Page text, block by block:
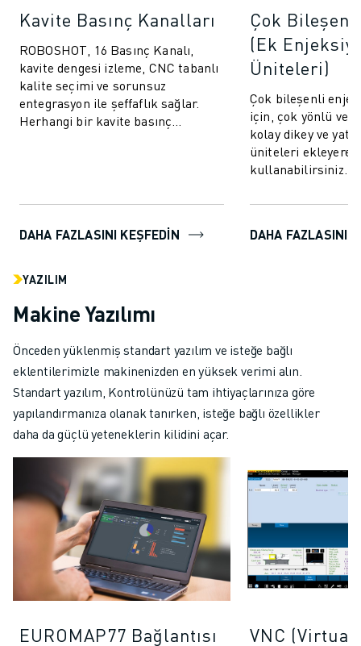
Kavite Basınç Kanalları
ROBOSHOT, 16 Basınç Kanalı,
kavite dengesi izleme, CNC tabanlı
kalite seçimi ve sorunsuz
entegrasyon ile şeffaflık sağlar.
Herhangi bir kavite basınç
DAHA FAZLASINI KEŞFEDIN
Çok
(Ek
Üniteleri)
Çok bileşenli
için, çok yönlü ve
kolay dikey ve
üniteleri ekleyerek
kullanabilirsiniz.
bileşen...
DAHA FAZLASINI
YAZILIM
Makine Yazılımı
Önceden yüklenmiş standart yazılım ve isteğe bağlı
eklentilerimizle makinenizden en yüksek verimi alın.
Standart yazılım, Kontrolünüzü tam ihtiyaçlarınıza göre
yapılandırmanıza olanak tanırken, isteğe bağlı özellikler
daha da güçlü yeteneklerin kilidini açar.
EUROMAP77 Bağlantısı VNC